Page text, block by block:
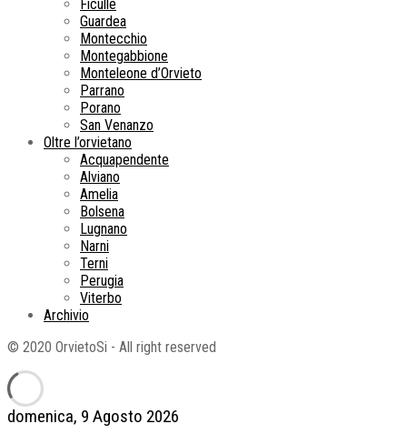
domenica, 9 Agosto 2026
Ficulle
Guardea
Montecchio
Montegabbione
Monteleone d’Orvieto
Parrano
Porano
San Venanzo
Oltre l’orvietano
Acquapendente
Alviano
Amelia
Bolsena
Lugnano
Narni
Terni
Perugia
Viterbo
Archivio
© 2020 OrvietoSi - All right reserved